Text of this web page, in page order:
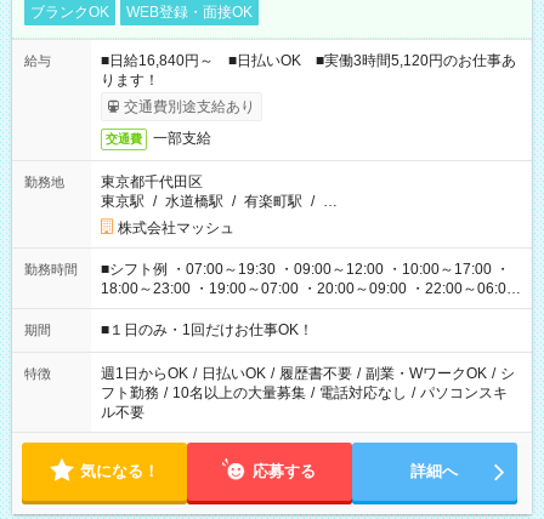
ブランクOK
WEB登録・面接OK
給与
■日給16,840円～ ■日払いOK ■実働3時間5,120円のお仕事あ
ります！
交通費別途支給あり
交通費 一部支給
勤務地
東京都千代田区
東京駅 / 水道橋駅 / 有楽町駅 / …
株式会社マッシュ
勤務時間
■シフト例 ・07:00～19:30 ・09:00～12:00 ・10:00～17:00 ・
18:00～23:00 ・19:00～07:00 ・20:00～09:00 ・22:00～06:00
etc ★最短で3時間で5,120円のお仕事から 15時間で2万円近く稼
げるお仕事も！ ご希望のお時間に合わせてご紹介！ ※シフトは
ください！
期間 ■１日のみ・1回だけお仕事OK！
特徴 週1日からOK / 日払いOK / 履歴書不要 / 副業・WワークOK / シ
フト勤務 / 10名以上の大量募集 / 電話対応なし / パソコンスキ
ル不要
気になる！ 応募する 詳細へ